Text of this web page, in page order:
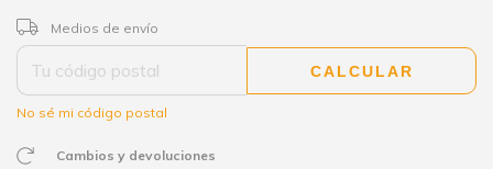
Entregas para el CP:
Medios de envío
CALCULAR
No sé mi código postal
Cambios y devoluciones